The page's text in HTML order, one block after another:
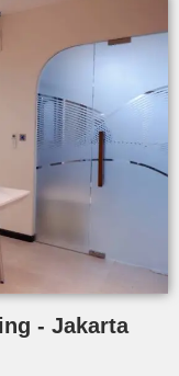
- Jakarta